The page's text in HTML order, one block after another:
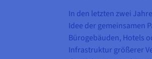
In den letzten zwei
Idee der gemeinsamen
Bürogebäuden, Hotels
Infrastruktur größerer